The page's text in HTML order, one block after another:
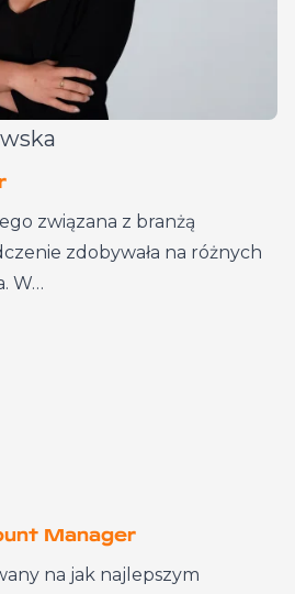
związana z branżą
zdobywała na różnych
W…
Manager
na jak najlepszym